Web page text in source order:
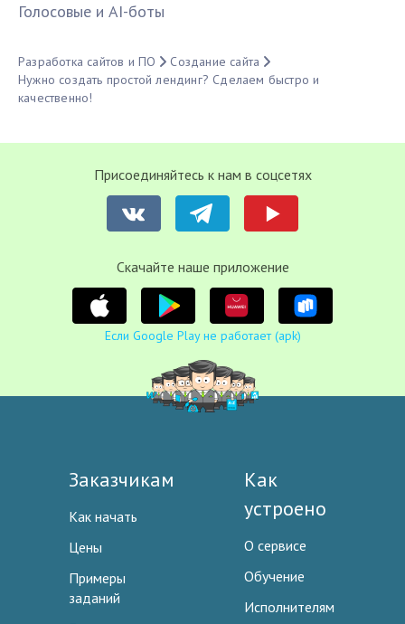
Голосовые и AI-боты
Разработка сайтов и ПО
Создание сайта
Нужно создать простой лендинг? Сделаем быстро и
качественно!
Присоединяйтесь к нам в соцсетях
Cкачайте наше приложение
Если Google Play не работает (apk)
Заказчикам
Как начать
Цены
Примеры
заданий
Как
устроено
О сервисе
Обучение
Исполнителям